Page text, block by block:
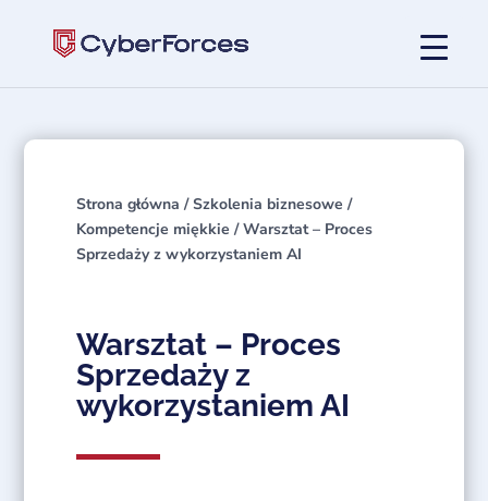
Strona główna /Szkolenia biznesowe /
Kompetencje miękkie / Warsztat – Proces
Sprzedaży z wykorzystaniem AI
Warsztat – Proces
Sprzedaży z
wykorzystaniem AI